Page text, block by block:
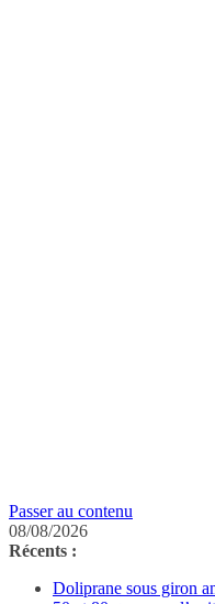
Passer au contenu
08/08/2026
Récents :
Doliprane sous giron